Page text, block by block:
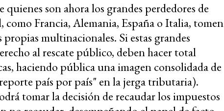
son ahora los grandes perdedores de
como Francia, Alemania, España o Italia, tomen
multinacionales. Si estas grandes
al rescate público, deben hacer total
haciendo pública una imagen consolidada de
país por país" en la jerga tributaria).
tomar la decisión de recaudar los impuestos